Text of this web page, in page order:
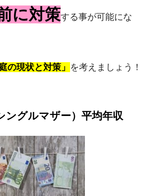
に対策する事が可能にな
の現状と対策」 を考えましょう！
ングルマザー）平均年収